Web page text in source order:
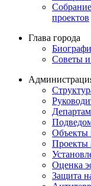
проектов
Глава города
Советы и
Объекты
Проекты
Оценка
Защита